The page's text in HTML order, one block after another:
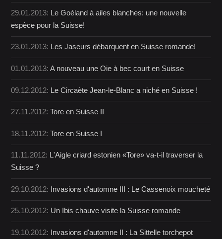
29.01.2013: Le Goéland à ailes blanches: une nouvelle
espèce pour la Suisse!
23.01.2013: Les Jaseurs débarquent en Suisse romande!
01.01.2013:A nouveau une Oie à bec court en Suisse
09.12.2012: Le Circaète Jean-le-Blanc a niché en Suisse !
27.11.2012:Tore en Suisse II
18.11.2012:Tore en Suisse I
11.11.2012: L'Aigle criard estonien «Tore» va-t-il traverser la
Suisse ?
29.10.2012: Invasions d'automne III : Le Cassenoix moucheté
25.10.2012: Un Ibis chauve visite la Suisse romande
19.10.2012: Invasions d'automne II : La Sittelle torchepot